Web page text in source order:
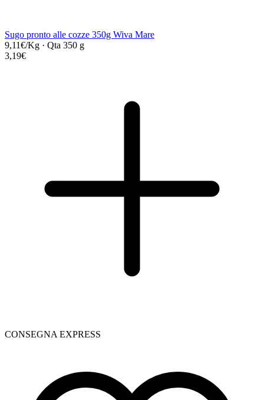
Sugo pronto alle cozze 350g Wiva Mare
9,11€/Kg · Qta 350 g
3,19€
CONSEGNA EXPRESS